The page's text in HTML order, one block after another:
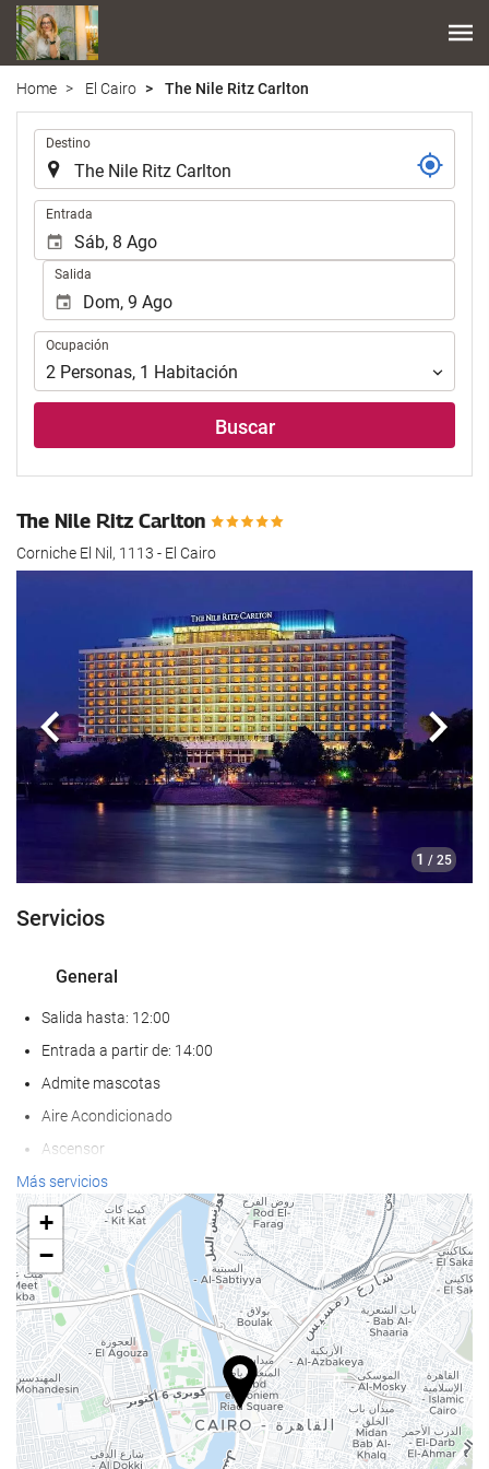
Home El Cairo The Nile Ritz Carlton
Introduzca
lugar
de
destino
en
que
realizar
búsqueda
de
Destino
Introduzca
las
fechas
inicio
fin
para
realizar
Entrada
Salida
Ocupación
Ocupación
2 Personas, 1 Habitación
Buscar
The Nile Ritz Carlton
Corniche El Nil, 1113 - El Cairo
1 / 25
Anterior
Servicios
General
Salida hasta: 12:00
Entrada a partir de: 14:00
Admite mascotas
Aire Acondicionado
Ascensor
Adaptado para personas con movilidad reducida
Habitaciones No fumadores
Zona de fumadores
Habitaciones insonorizadas
Bienestar
Tumbonas
Sombrillas
Spa
Más servicios
+
−